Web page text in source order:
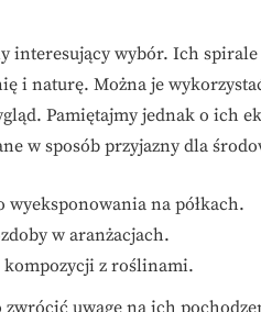
interesujący wybór. Ich
i naturę. Można je
Pamiętajmy jednak o ich
w sposób przyjazny dla
wyeksponowania na półkach.
w aranżacjach.
z roślinami.